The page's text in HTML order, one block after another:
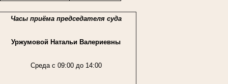
Часы приёма председателя суда
Уржумовой Натальи Валериевны
Среда с 09:00 до 14:00